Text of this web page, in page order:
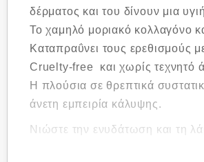
δέρματος και του δίνουν μια
Το χαμηλό μοριακό κολλαγόνο
Καταπραΰνει τους ερεθισμούς
Cruelty-free και χωρίς τεχνητό
Η πλούσια σε θρεπτικά
άνετη εμπειρία κάλυψης.
Νιώστε την ενυδάτωση και τη